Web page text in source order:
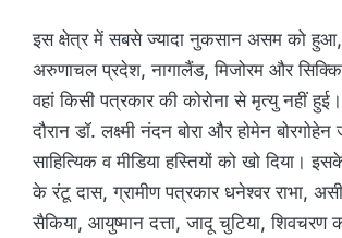
इस क्षेत्र में सबसे ज्यादा नुकसान असम को
अरुणाचल प्रदेश, नागालैंड, मिजोरम और
वहां किसी पत्रकार की कोरोना से मृत्यु नहीं
दौरान डॉ. लक्ष्मी नंदन बोरा और होमेन बोरगोहेन
साहित्यिक व मीडिया हस्तियों को खो दिया।
के रंटू दास, ग्रामीण पत्रकार धनेश्वर राभा,
सैकिया, आयुष्मान दत्ता, जादू चुटिया, शिवचरण